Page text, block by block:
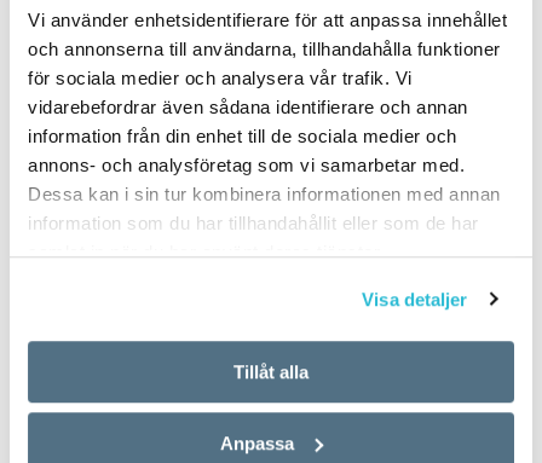
Vi använder enhetsidentifierare för att anpassa innehållet
och annonserna till användarna, tillhandahålla funktioner
för sociala medier och analysera vår trafik. Vi
vidarebefordrar även sådana identifierare och annan
information från din enhet till de sociala medier och
annons- och analysföretag som vi samarbetar med.
Dessa kan i sin tur kombinera informationen med annan
information som du har tillhandahållit eller som de har
samlat in när du har använt deras tjänster.
Visa detaljer
Tillåt alla
Anpassa